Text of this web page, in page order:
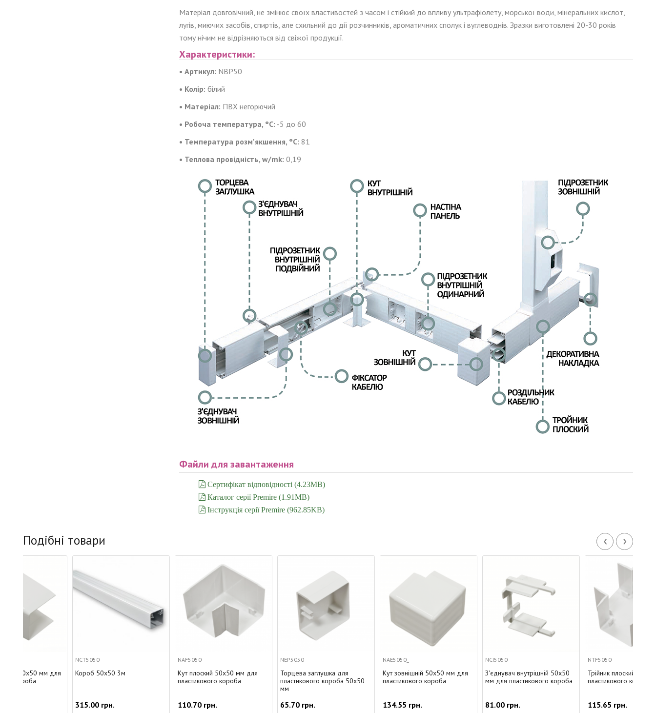
Матеріал довговічний, не змінює своїх властивостей з часом і стійкий до впливу ультрафіолету, морської води, мінеральних кислот,
лугів, миючих засобів, спиртів, але схильний до дії розчинників, ароматичних сполук і вуглеводнів. Зразки виготовлені 20-30 років
тому нічим не відрізняються від свіжої продукції.
Характеристики:
• Артикул: NBP50
• Колір: білий
• Матеріал: ПВХ негорючий
• Робоча температура, °C: -5 до 60
• Температура розм'якшення, °C: 81
• Теплова провідність, w/mk: 0,19
Файли для завантаження
Сертифікат відповідності (4.23MB)
Каталог серії Premire (1.91MB)
Інструкція серії Premire (962.85KB)
Подібні товари ‹ ›
Короб 50х50 3м
Кут плоский 50х50 мм для
пластикового короба
Торцева заглушка для
пластикового короба 50х50
Кут зовнішній 50х50 мм для
пластикового короба
З'єднувач внутрішній 50x50
мм для пластикового короба
Трійник плоский для
пластикового короба 50х50